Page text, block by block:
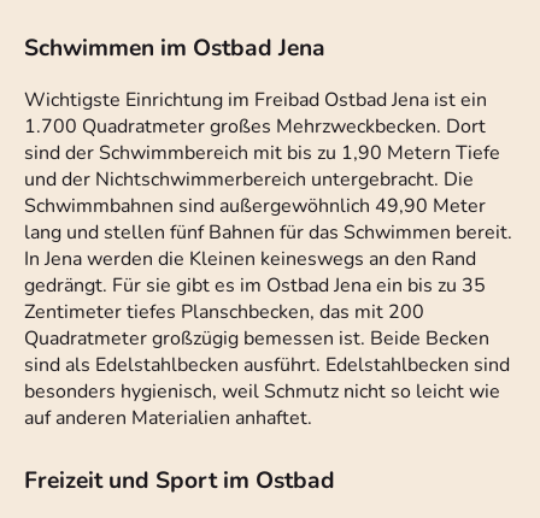
Schwimmen im Ostbad Jena
Wichtigste Einrichtung im Freibad Ostbad Jena ist ein
1.700 Quadratmeter großes Mehrzweckbecken. Dort
sind der Schwimmbereich mit bis zu 1,90 Metern Tiefe
und der Nichtschwimmerbereich untergebracht. Die
Schwimmbahnen sind außergewöhnlich 49,90 Meter
lang und stellen fünf Bahnen für das Schwimmen bereit.
In Jena werden die Kleinen keineswegs an den Rand
gedrängt. Für sie gibt es im Ostbad Jena ein bis zu 35
Zentimeter tiefes Planschbecken, das mit 200
Quadratmeter großzügig bemessen ist. Beide Becken
sind als Edelstahlbecken ausführt. Edelstahlbecken sind
besonders hygienisch, weil Schmutz nicht so leicht wie
auf anderen Materialien anhaftet.
Freizeit und Sport im Ostbad